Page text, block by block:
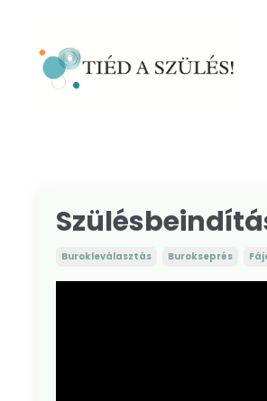
Burokleválasztás Burokseprés